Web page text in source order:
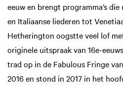
eeuw en brengt programma’s
en Italiaanse liederen tot
Hetherington oogstte veel lof
originele uitspraak van 16e-
trad op in de Fabulous Fringe
2016 en stond in 2017 in het